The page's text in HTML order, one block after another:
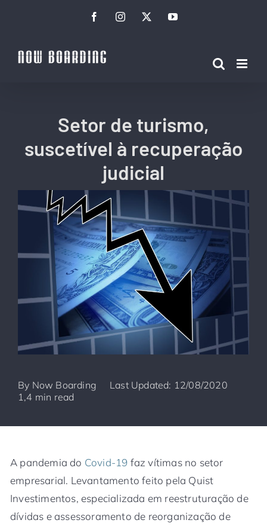
conteúdo
FacebookInstagramTwitterYouTube
Setor de turismo,
suscetível à recuperação
judicial
By Now Boarding
Last Updated: 12/08/2020
1,4 min read
A pandemia do Covid-19 faz vítimas no setor
empresarial. Levantamento feito pela Quist
Investimentos, especializada em reestruturação de
dívidas e assessoramento de reorganização de